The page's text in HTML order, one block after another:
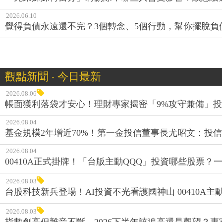
2026.06.10
覺得負債永遠還不完？3個轉念、5個行動，幫你擺脫負
觀點新聞 ‧ 今日最新
2026.08.06
帳面獲利落袋才安心！理財專家揭密「9%攻守兼備」
2026.08.04
基金規模2年增近70%！第一金投信董事長尤昭文：投
2026.08.04
00410A正式掛牌！「台版主動QQQ」投資哪些股票？
2026.08.03
台股科技新兵登場！AI投資不光看護國神山 00410A主
2026.08.03